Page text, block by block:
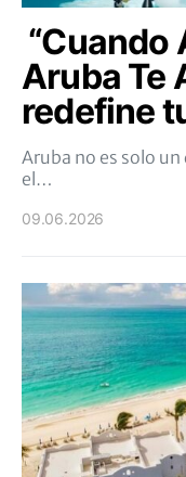
“Cuando
Aruba Te
redefine
Aruba no es solo
el…
09.06.2026